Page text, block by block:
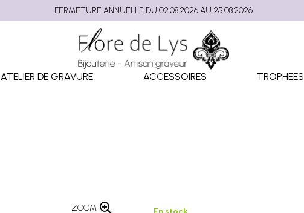
ATELIER DE GRAVURE ACCESSOIRES TROPHEES
ZOOM
FERMETURE ANNUELLE DU 02.08.2026 AU 25.08.2026